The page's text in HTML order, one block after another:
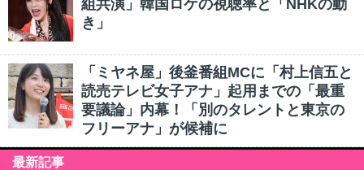
組共演」韓国ロケの視聴率と「NHKの動
き」
「ミヤネ屋」後釜番組MCに「村上信五と
読売テレビ女子アナ」起用までの「最重
要議論」内幕！「別のタレントと東京の
フリーアナ」が候補に
最新記事